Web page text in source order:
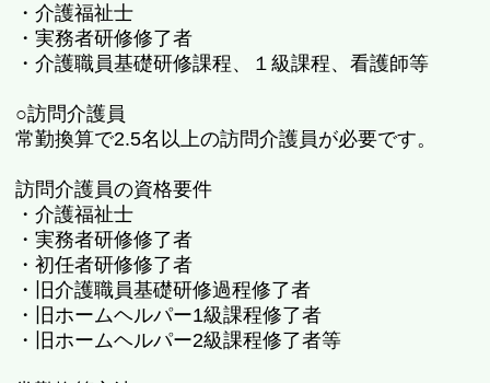
・介護福祉士
・実務者研修修了者
・介護職員基礎研修課程、１級課程、看護師等
○訪問介護員
常勤換算で2.5名以上の訪問介護員が必要です。
訪問介護員の資格要件
・介護福祉士
・実務者研修修了者
・初任者研修修了者
・旧介護職員基礎研修過程修了者
・旧ホームヘルパー1級課程修了者
・旧ホームヘルパー2級課程修了者等